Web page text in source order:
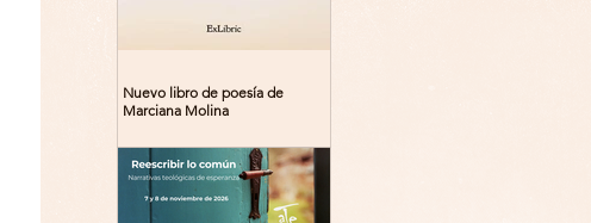
Nuevo libro de poesía de
Marciana Molina